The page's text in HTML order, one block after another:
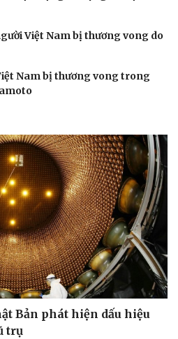
Giải trí
Nghệ sĩ
Việt Nam bị thương vong do
Nam bị thương vong trong
Bản phát hiện dấu hiệu
trụ